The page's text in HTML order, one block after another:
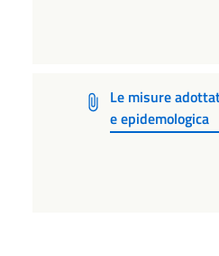
Le misure
e epidemologica